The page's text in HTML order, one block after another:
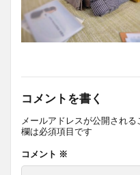
コメントを書く
メールアドレスが公開される
欄は必須項目です
コメント ※